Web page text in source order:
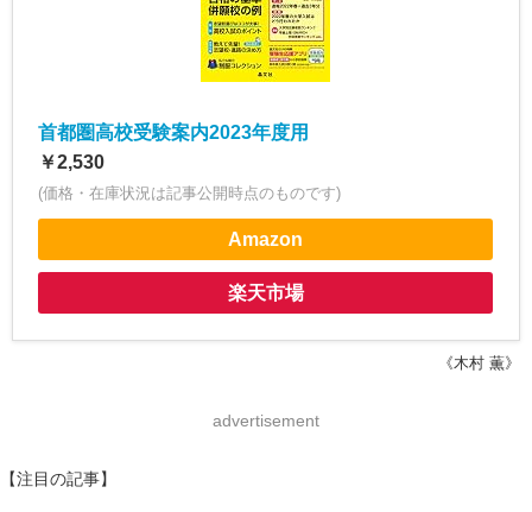
首都圏高校受験案内2023年度用
￥2,530
(価格・在庫状況は記事公開時点のものです)
Amazon
楽天市場
《木村 薫》
advertisement
【注目の記事】